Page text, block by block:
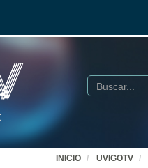
Buscar
INICIO UVIGOTV